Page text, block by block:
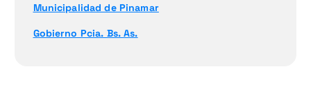
Municipalidad de Pinamar
Gobierno Pcia. Bs. As.